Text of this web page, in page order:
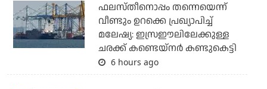
ഫലസ്തീനൊപ്പം തന്നെയെന്ന്
വീണ്ടും ഉറക്കെ പ്രഖ്യാപിച്ച്
മലേഷ്യ: ഇസ്രഈലിലേക്കുള്ള
ചരക്ക് കണ്ടെയ്‌നര്‍ കണ്ടുകെട്ടി
6 hours ago